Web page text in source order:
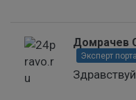
Домрачев
Эксперт